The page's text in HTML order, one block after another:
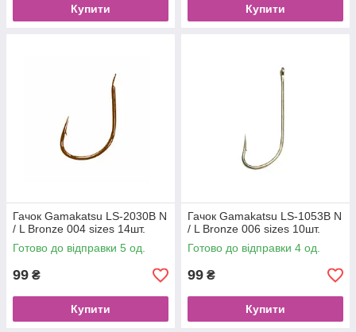
Купити Купити
Гачок Gamakatsu LS-2030B N
/ L Bronze 004 sizes 14шт.
Готово до відправки 5 од.
99 ₴
Купити
Гачок Gamakatsu LS-1053B N
/ L Bronze 006 sizes 10шт.
Готово до відправки 4 од.
99 ₴
Купити